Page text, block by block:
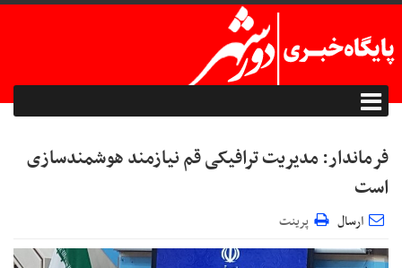
فرماندار: مدیریت ترافیکی قم نیازمند هوشمندسازی
است
ارسال پرینت